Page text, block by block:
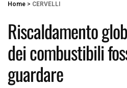
Home > CERVELLI
Riscaldamento
dei combustibili
guardare